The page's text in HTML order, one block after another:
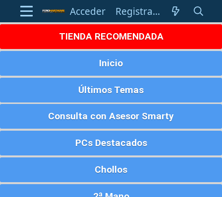
Acceder Registrarse
TIENDA RECOMENDADA
Inicio
Últimos Temas
Consulta con Asesor Smarty
PCs Destacados
Chollos